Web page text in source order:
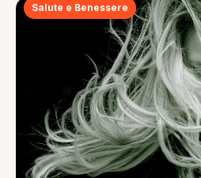
Salute e Benessere